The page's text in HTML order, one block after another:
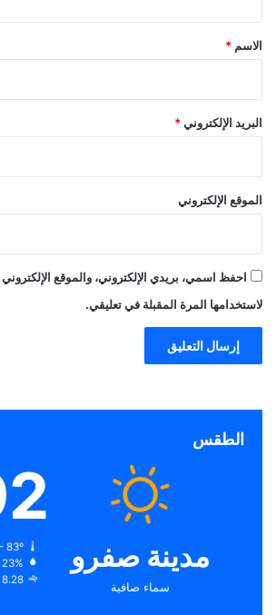
*
الاسم *
البريد الإلكتروني *
الموقع الإلكتروني
احفظ اسمي، بريدي الإلكتروني، والموقع
لاستخدامها المرة المقبلة في تعليقي.
الطقس
مدينة صفرو
سماء صافية
96º - 83º
23%
8.28 ميل/ساعة